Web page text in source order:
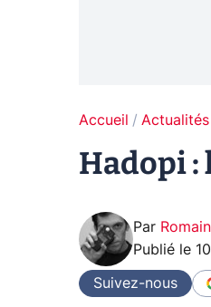
Accueil
Hadopi :
Par
Publié le
Suivez-nous